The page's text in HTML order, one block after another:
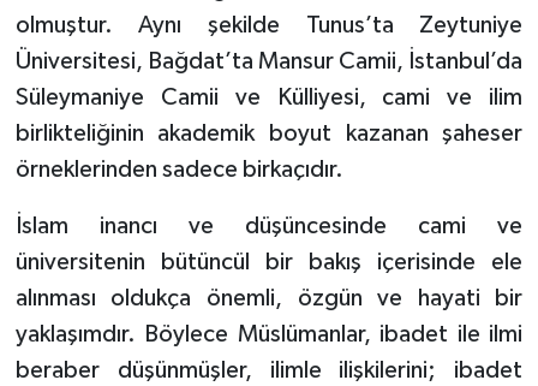
olmuştur. Aynı şekilde Tunus’ta Zeytuniye
Üniversitesi, Bağdat’ta Mansur Camii, İstanbul’da
Süleymaniye Camii ve Külliyesi, cami ve ilim
birlikteliğinin akademik boyut kazanan şaheser
örneklerinden sadece birkaçıdır.
İslam inancı ve düşüncesinde cami ve
üniversitenin bütüncül bir bakış içerisinde ele
alınması oldukça önemli, özgün ve hayati bir
yaklaşımdır. Böylece Müslümanlar, ibadet ile ilmi
beraber düşünmüşler, ilimle ilişkilerini; ibadet
Niğde Müftülüğü
Ordu Müftülüğü
Osmaniye Müftülüğü
Sakarya Müftülüğü
Samsun Müftülüğü